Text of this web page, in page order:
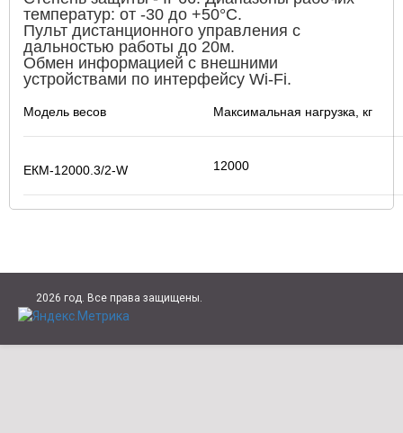
температур: от -30 до +50°С.
Пульт дистанционного управления с
дальностью работы до 20м.
Обмен информацией с внешними
устройствами по интерфейсу Wi-Fi.
Модель весов Максимальная нагрузка, кг
ЕКМ-12000.3/2-W 12000
2026 год. Все права защищены.